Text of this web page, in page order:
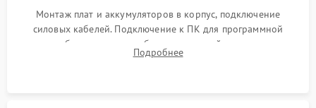
Монтаж плат и аккумуляторов в корпус, подключение
силовых кабелей. Подключение к ПК для программной
калибровки констант батареи, настройки порогов
срабатывания AVR и сброса счетчиков старения АКБ.
Подробнее